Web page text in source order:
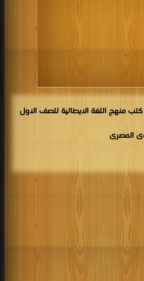
منهج اللغة الايطالية للصف الاول
المصرى